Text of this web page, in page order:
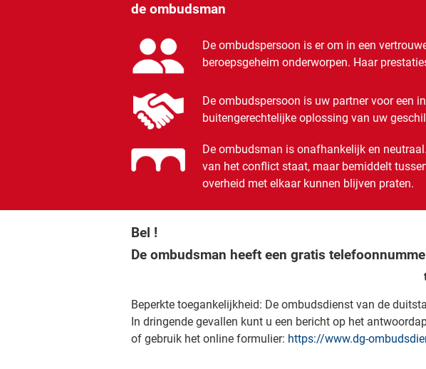
de ombudsman
De ombudspersoon is er om in een
beroepsgeheim onderworpen. Haar
De ombudspersoon is uw partner voor een
buitengerechtelijke oplossing van uw
De ombudsman is onafhankelijk en
van het conflict staat, maar bemiddelt
overheid met elkaar kunnen blijven praten.
Bel !
De ombudsman heeft een gratis
Beperkte toegankelijkheid: De ombudsdienst van de
In dringende gevallen kunt u een bericht op het
of gebruik het online formulier: https://www.dg-